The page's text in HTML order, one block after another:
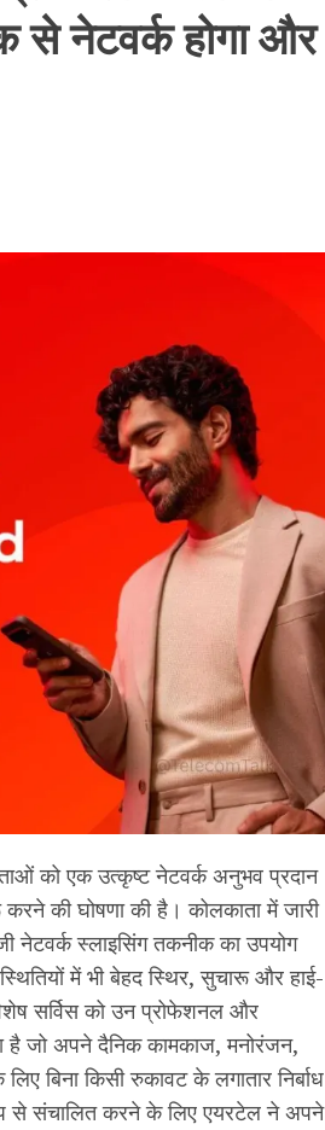
से नेटवर्क होगा और
को एक उत्कृष्ट नेटवर्क अनुभव प्रदान
की घोषणा की है। कोलकाता में जारी
नेटवर्क स्लाइसिंग तकनीक का उपयोग
में भी बेहद स्थिर, सुचारू और हाई-
सर्विस को उन प्रोफेशनल और
है जो अपने दैनिक कामकाज, मनोरंजन,
बिना किसी रुकावट के लगातार निर्बाध
से संचालित करने के लिए एयरटेल ने अपने